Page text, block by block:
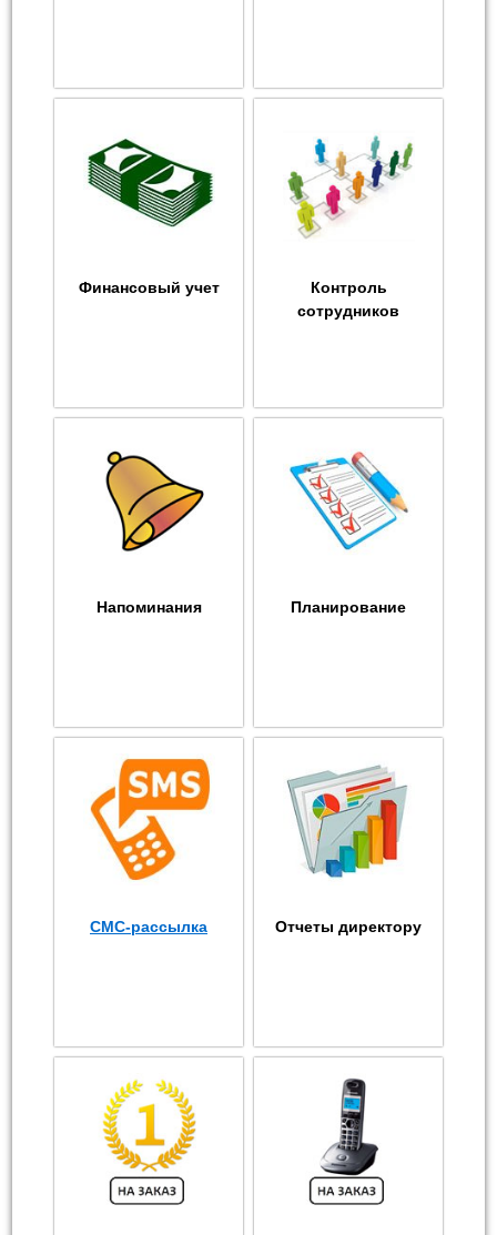
Финансовый учет
Контроль
сотрудников
Напоминания Планирование
СМС-рассылка Отчеты директору